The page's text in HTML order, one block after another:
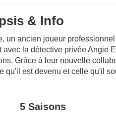
& Info
un ancien joueur
avec la détective privée Angie
Grâce à leur nouvelle
qu'il est devenu et celle qu'il
5 Saisons